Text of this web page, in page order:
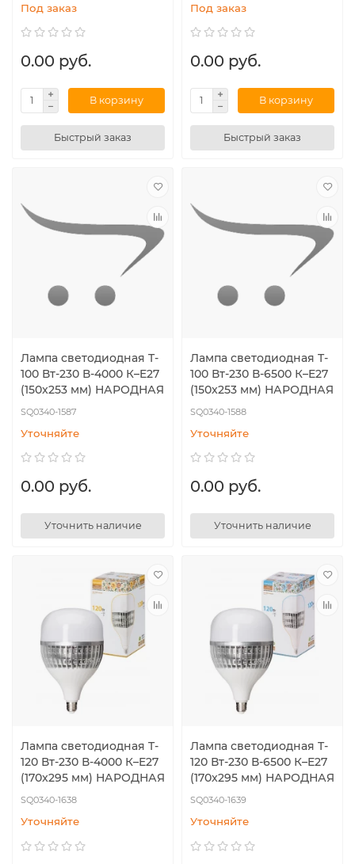
Под заказ
0.00 руб.
В корзину
Быстрый заказ
Под заказ
0.00 руб.
В корзину
Быстрый заказ
Лампа светодиодная T-
100 Вт-230 В-4000 К–E27
(150x253 мм) НАРОДНАЯ
SQ0340-1587
Уточняйте
0.00 руб.
Уточнить наличие
Лампа светодиодная T-
100 Вт-230 В-6500 К–E27
(150x253 мм) НАРОДНАЯ
SQ0340-1588
Уточняйте
0.00 руб.
Уточнить наличие
Лампа светодиодная T-
120 Вт-230 В-4000 К–E27
(170x295 мм) НАРОДНАЯ
SQ0340-1638
Уточняйте
Лампа светодиодная T-
120 Вт-230 В-6500 К–E27
(170x295 мм) НАРОДНАЯ
SQ0340-1639
Уточняйте